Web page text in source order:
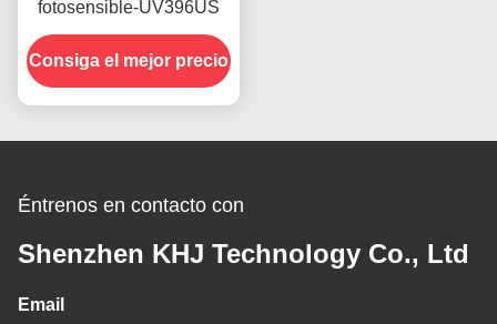
fotosensible-UV396US
Consiga el mejor precio
Éntrenos en contacto con
Shenzhen KHJ Technology Co., Ltd
Email